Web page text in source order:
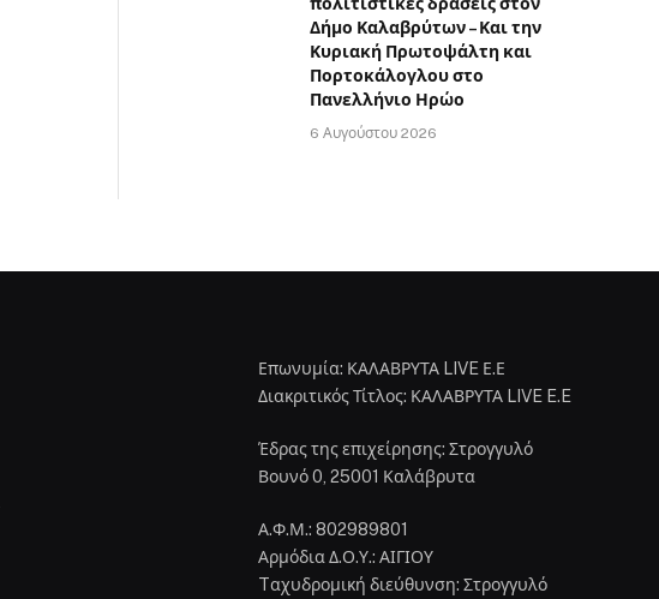
Δήμο Καλαβρύτων – Και την
Κυριακή Πρωτοψάλτη και
Πορτοκάλογλου στο
Πανελλήνιο Ηρώο
6 Αυγούστου 2026
Επωνυμία: ΚΑΛΑΒΡΥΤΑ LIVE Ε.Ε
Διακριτικός Τίτλος: ΚΑΛΑΒΡΥΤΑ LIVE E.E
Έδρας της επιχείρησης: Στρογγυλό
Βουνό 0, 25001 Καλάβρυτα
Α.Φ.Μ.: 802989801
Αρμόδια Δ.Ο.Υ.: ΑΙΓΙΟΥ
Tαχυδρομική διεύθυνση: Στρογγυλό